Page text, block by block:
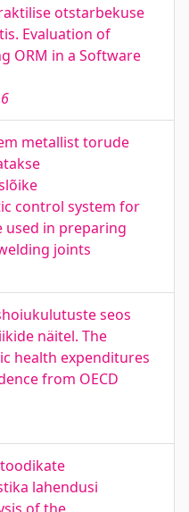
otstarbekuse
Evaluation of
ORM in a Software
metallist torude
control system for
in preparing
joints
seos
näitel. The
health expenditures
from OECD
lahendusi